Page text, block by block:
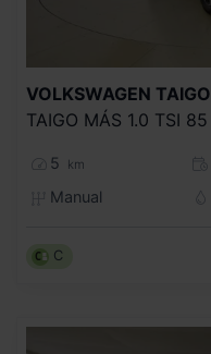
VOLKSWAGEN TAIGO
5 km
Manual
C